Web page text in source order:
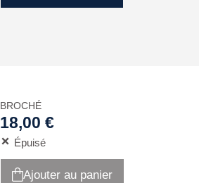
BROCHÉ
18,00 €
Épuisé
Ajouter au panier